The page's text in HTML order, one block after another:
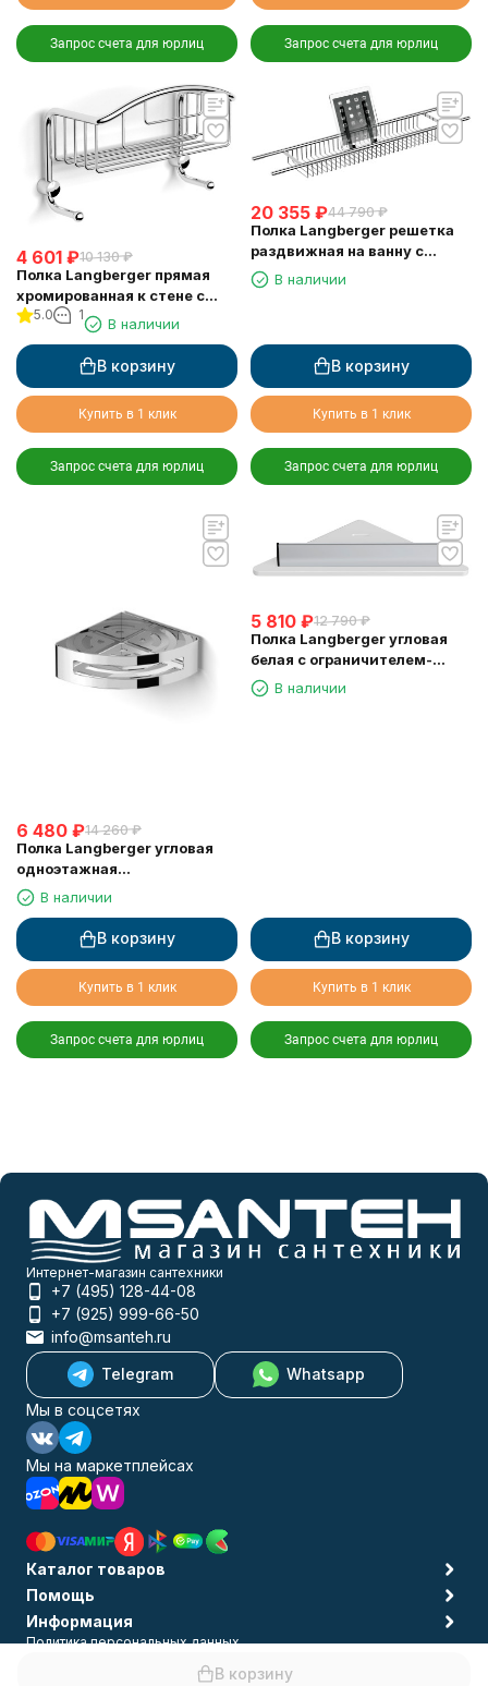
В корзину
Запрос счета для юрлиц Запрос счета для юрлиц
4 601 ₽10 130 ₽
Полка Langberger прямая
хромированная к стене с
двумя крючками
одноэтажная 10860M
5.0 1
В наличии
В корзину
Купить в 1 клик
Запрос счета для юрлиц
20 355 ₽44 790 ₽
Полка Langberger решетка
раздвижная на ванну с
резиновыми протекторами
79260
В наличии
В корзину
Купить в 1 клик
Запрос счета для юрлиц
6 480 ₽14 260 ₽
Полка Langberger угловая
одноэтажная
хромированная 75260
В наличии
В корзину
Купить в 1 клик
Запрос счета для юрлиц
5 810 ₽12 790 ₽
Полка Langberger угловая
белая с ограничителем-
скребок 73451-WH
В наличии
В корзину
Купить в 1 клик
Запрос счета для юрлиц
Интернет-магазин сантехники
+7 (495) 128-44-08
+7 (925) 999-66-50
info@msanteh.ru
Telegram
Whatsapp
Мы в соцсетях
Мы на маркетплейсах
Каталог товаров
Помощь
Информация
Политика персональных данных